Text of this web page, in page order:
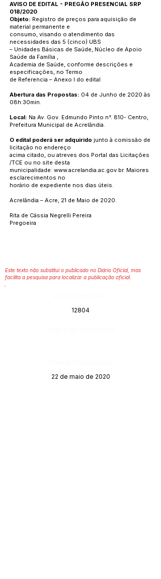
AVISO DE EDITAL - PREGÃO PRESENCIAL SRP
018/2020
Objeto: Registro de preços para aquisição de
material permanente e
consumo, visando o atendimento das
necessidades das 5 (cinco) UBS
– Unidades Básicas de Saúde, Núcleo de Apoio
Saúde da Família ,
Academia de Saúde, conforme descrições e
especificações, no Termo
de Referencia – Anexo I do edital
Abertura das Propostas: 04 de Junho de 2020 às
08h:30min.
Local: Na Av. Gov. Edmundo Pinto n°. 810- Centro,
Prefeitura Municipal de Acrelândia.
O edital poderá ser adquirido junto à comissão de
licitação no endereço
acima citado, ou atreves dos Portal das Licitações
/TCE ou no site desta
municipalidade: www.acrelandia.ac.gov.br. Maiores
esclarecimentos no
horário de expediente nos dias úteis.
Acrelândia – Acre, 21 de Maio de 2020.
Rita de Cássia Negrelli Pereira
Pregoeira
Este texto não substitui o publicado no Diário Oficial, mas
facilita a pesquisa para localizar a publicação oficial.
12804
22 de maio de 2020